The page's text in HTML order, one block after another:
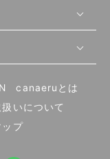
canaeruとは
いについて
ップ